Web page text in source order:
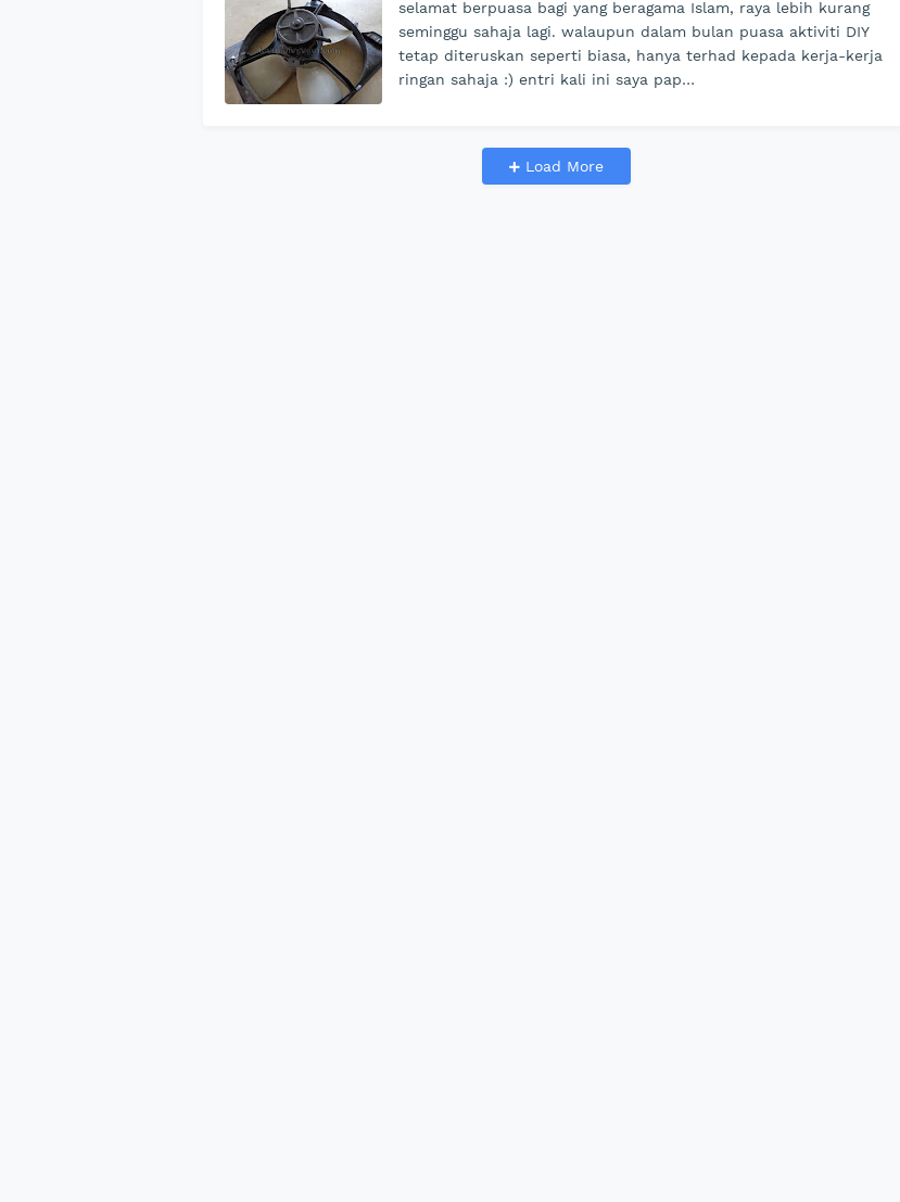
selamat berpuasa bagi yang beragama Islam, raya lebih kurang
seminggu sahaja lagi. walaupun dalam bulan puasa aktiviti DIY
tetap diteruskan seperti biasa, hanya terhad kepada kerja-kerja
ringan sahaja :) entri kali ini saya pap…
Load More